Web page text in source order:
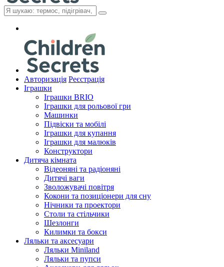
Авторизація Реєстрація
Іграшки
Іграшки BRIO
Іграшки для рольової гри
Машинки
Підвіски та мобілі
Іграшки для купання
Іграшки для малюків
Конструктори
Дитяча кімната
Відеоняні та радіоняні
Дитячі ваги
Зволожувачі повітря
Кокони та позиціонери для сну
Нічники та проектори
Столи та стільчики
Шезлонги
Килимки та бокси
Ляльки та аксесуари
Ляльки Miniland
Ляльки та пупси